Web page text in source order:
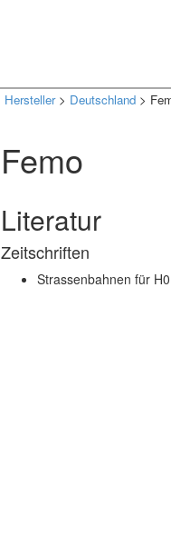
Hersteller> Deutschland >
Femo
Literatur
Zeitschriften
Strassenbahnen für